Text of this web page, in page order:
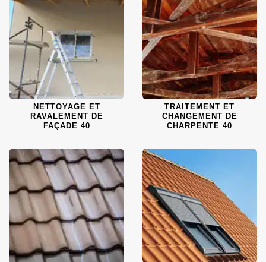
NETTOYAGE ET
RAVALEMENT DE
FAÇADE 40
TRAITEMENT ET
CHANGEMENT DE
CHARPENTE 40